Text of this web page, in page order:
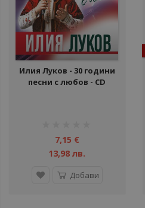
Илия Луков - 30 години
песни с любов - CD
7,15 €
13,98 лв.
Добави